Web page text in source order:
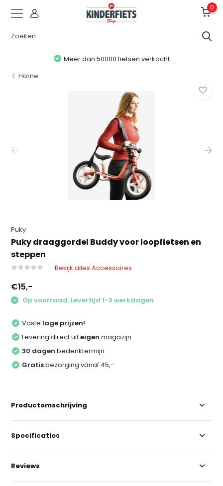
0
Laagsteprijsgarantie!
Home
Puky
Puky draaggordel Buddy voor loopfietsen en
steppen
Bekijk alles Accessoires
€15,-
Op voorraad: Levertijd 1-3 werkdagen
Vaste lage prijzen!
Levering direct uiteigen magazijn
30 dagen bedenktermijn
Gratisbezorging vanaf 45,-
Productomschrijving
Specificaties
Reviews